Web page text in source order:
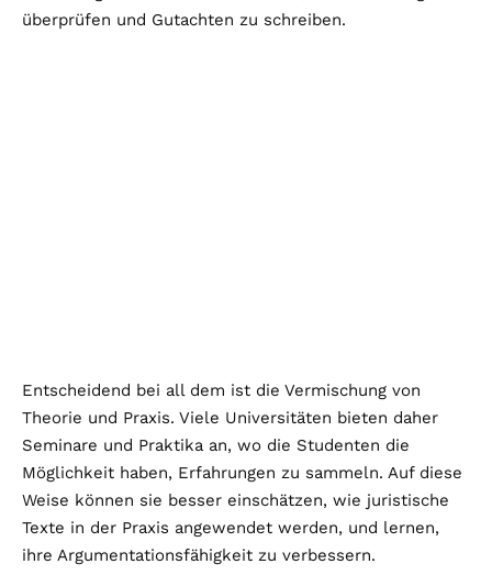
überprüfen und Gutachten zu schreiben.
Entscheidend bei all dem ist die Vermischung von
Theorie und Praxis. Viele Universitäten bieten daher
Seminare und Praktika an, wo die Studenten die
Möglichkeit haben, Erfahrungen zu sammeln. Auf diese
Weise können sie besser einschätzen, wie juristische
Texte in der Praxis angewendet werden, und lernen,
ihre Argumentationsfähigkeit zu verbessern.